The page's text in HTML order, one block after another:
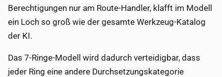
Berechtigungen nur am Route-Handler, klafft im Modell
ein Loch so groß wie der gesamte Werkzeug-Katalog
der KI.
Das 7-Ringe-Modell wird dadurch verteidigbar, dass
jeder Ring eine andere Durchsetzungskategorie